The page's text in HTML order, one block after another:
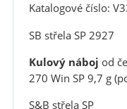
Katalogové číslo:
SB střela SP 2927
Kulový náboj od
270 Win SP 9,7 g
S&B střela SP